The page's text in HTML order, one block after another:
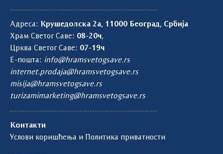
Адреса: Крушедолска 2а, 11000 Београд, Србија
Храм Светог Саве: 08-20ч,
Црква Светог Саве: 07-19ч
Е-пошта: info@hramsvetogsave.rs
internet.prodaja@hramsvetogsave.rs
misija@hramsvetogsave.rs
turizamimarketing@hramsvetogsave.rs
Контакти
Услови коришћења и Политика приватности